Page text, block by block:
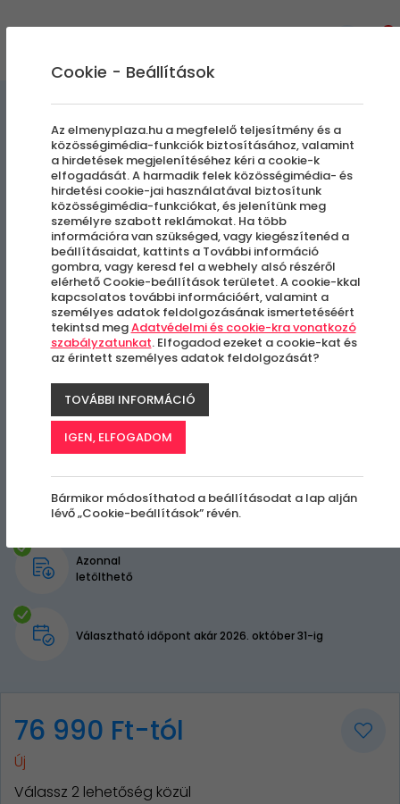
Antik Hotel Prague
Külföldi városlátogatás
Prága, Csehország
-27%
Azonnal
letölthető
Választható időpont akár 2026. október 31-ig
76 990 Ft-tól
Új
Válassz 2 lehetőség közül
Cookie - Beállítások
Az elmenyplaza.hu a megfelelő teljesítmény és a
közösségimédia-funkciók biztosításához, valamint
a hirdetések megjelenítéséhez kéri a cookie-k
elfogadását. A harmadik felek közösségimédia- és
hirdetési cookie-jai használatával biztosítunk
közösségimédia-funkciókat, és jelenítünk meg
személyre szabott reklámokat. Ha több
információra van szükséged, vagy kiegészítenéd a
beállításaidat, kattints a További információ
gombra, vagy keresd fel a webhely alsó részéről
elérhető Cookie-beállítások területet. A cookie-kkal
kapcsolatos további információért, valamint a
személyes adatok feldolgozásának ismertetéséért
tekintsd megAdatvédelmi és cookie-kra vonatkozó
szabályzatunkat. Elfogadod ezeket a cookie-kat és
az érintett személyes adatok feldolgozását?
TOVÁBBI INFORMÁCIÓ
IGEN, ELFOGADOM
Bármikor módosíthatod a beállításodat a lap alján
lévő „Cookie-beállítások” révén.